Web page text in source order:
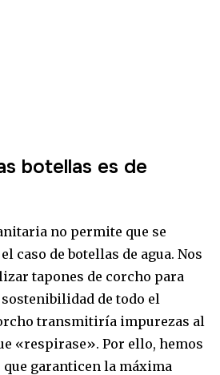
botellas es de
no permite que se
caso de botellas de agua. Nos
tapones de corcho para
de todo el
transmitiría impurezas al
«respirase». Por ello, hemos
garanticen la máxima